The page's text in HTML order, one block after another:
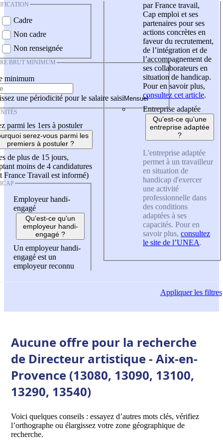
Cadre
Non cadre
Non renseignée
BRUT MINIMUM
minimum
une périodicité pour le salaire saisi
parmi les 1ers à postuler
serez-vous parmi les
premiers à postuler ?
de plus de 15 jours,
moins de 4 candidatures
France Travail est informé)
Employeur handi-
engagé
Qu'est-ce qu'un
employeur handi-
engagé ?
Un employeur handi-
engagé est un
employeur reconnu
par France travail,
Cap emploi et ses
partenaires pour ses
actions concrètes en
faveur du recrutement,
de l’intégration et de
l’accompagnement de
ses collaborateurs en
situation de handicap.
Pour en savoir plus,
consultez cet article.
Entreprise adaptée
Qu'est-ce qu'une
entreprise adaptée
?
L'entreprise adaptée
permet à un travailleur
en situation de
handicap d'exercer
une activité
professionnelle dans
des conditions
adaptées à ses
capacités. Pour en
savoir plus, consultez
le site de l’UNEA.
Appliquerles filtres
Aucune offre pour la recherche
de Directeur artistique - Aix-en-
Provence (13080, 13090, 13100,
13290, 13540)
Voici quelques conseils : essayez d’autres mots clés, vérifiez
l’orthographe ou élargissez votre zone géographique de
recherche.